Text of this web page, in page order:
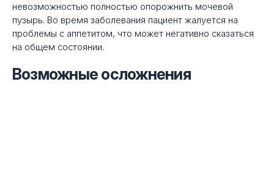
невозможностью полностью опорожнить мочевой
пузырь. Во время заболевания пациент жалуется на
проблемы с аппетитом, что может негативно сказаться
на общем состоянии.
Возможные осложнения